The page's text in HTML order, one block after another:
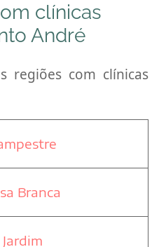
clínicas
André
regiões com clínicas
Branca